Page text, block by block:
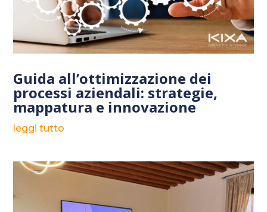
Guida all’ottimizzazione dei
processi aziendali: strategie,
mappatura e innovazione
leggi tutto